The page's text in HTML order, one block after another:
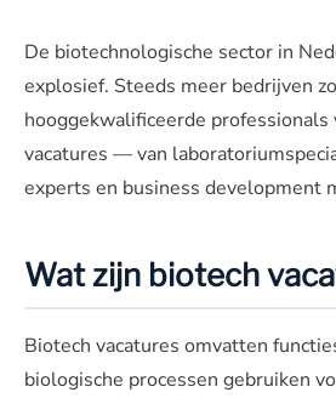
De biotechnologische sector in
explosief. Steeds meer bedrijven
hooggekwalificeerde professionals
vacatures — van
experts en business development
Wat zijn biotech
Biotech vacatures omvatten
biologische processen gebruiken